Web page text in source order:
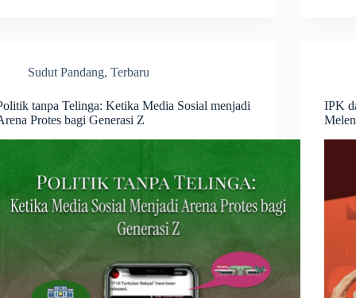
Sudut Pandang,Terbaru
tanpa Telinga: Ketika Media Sosial menjadi
Protes bagi Generasi Z
IPK